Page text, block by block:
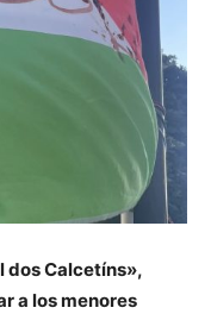
dos Calcetíns»,
a los menores